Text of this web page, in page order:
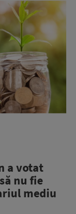
a votat
nu fie
mediu